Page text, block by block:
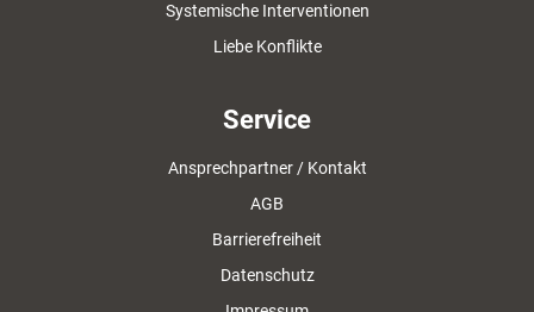
Systemische Interventionen
Liebe Konflikte
Service
Ansprechpartner / Kontakt
AGB
Barrierefreiheit
Datenschutz